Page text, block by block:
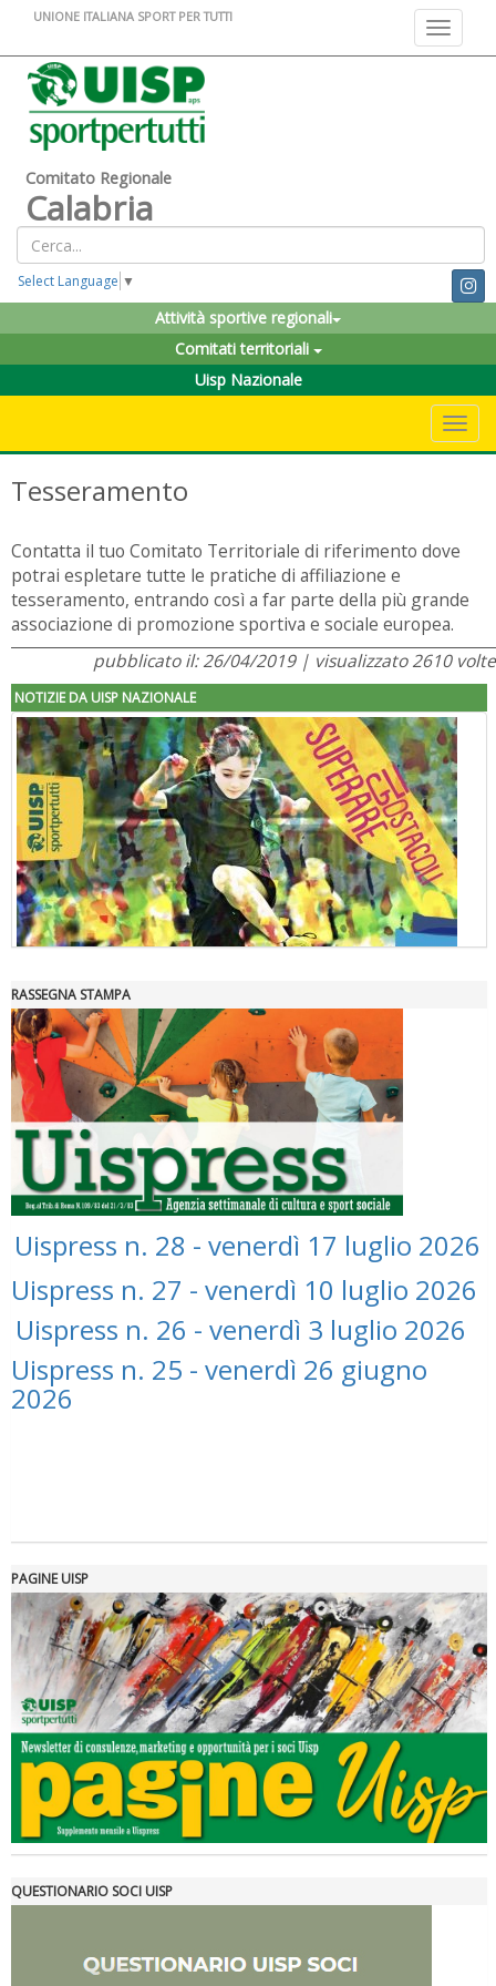
Toggle
UNIONE ITALIANA SPORT PER TUTTI
Comitato Regionale
Calabria
Select Language ▼
Attività sportive regionali
Comitati territoriali
Uisp Nazionale
Tesseramento
Contatta il tuo Comitato Territoriale di riferimento dove
potrai espletare tutte le pratiche di affiliazione e
tesseramento, entrando così a far parte della più grande
associazione di promozione sportiva e sociale europea.
pubblicato il: 26/04/2019 | visualizzato 2610 volte
NOTIZIE DA UISP NAZIONALE
"Superare gli ostacoli": la relazione di Tiziano Pesce al CN Uisp
Luglio 2026: "Pensando con i piedi, si possono fare le
rivoluzioni"
Tiziano Pesce a Radio InBlu2000 traccia il bilancio della stagione
RASSEGNA STAMPA
Uispress n. 28 - venerdì 17 luglio 2026
Uispress n. 27 - venerdì 10 luglio 2026
Uispress n. 26 - venerdì 3 luglio 2026
Uispress n. 25 - venerdì 26 giugno
2026
PAGINE UISP
QUESTIONARIO SOCI UISP